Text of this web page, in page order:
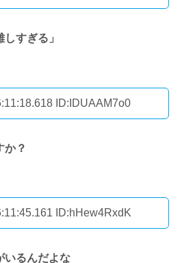
すぎる」
ID:IDUAAM7o0
か？
ID:hHew4RxdK
いるんだよな